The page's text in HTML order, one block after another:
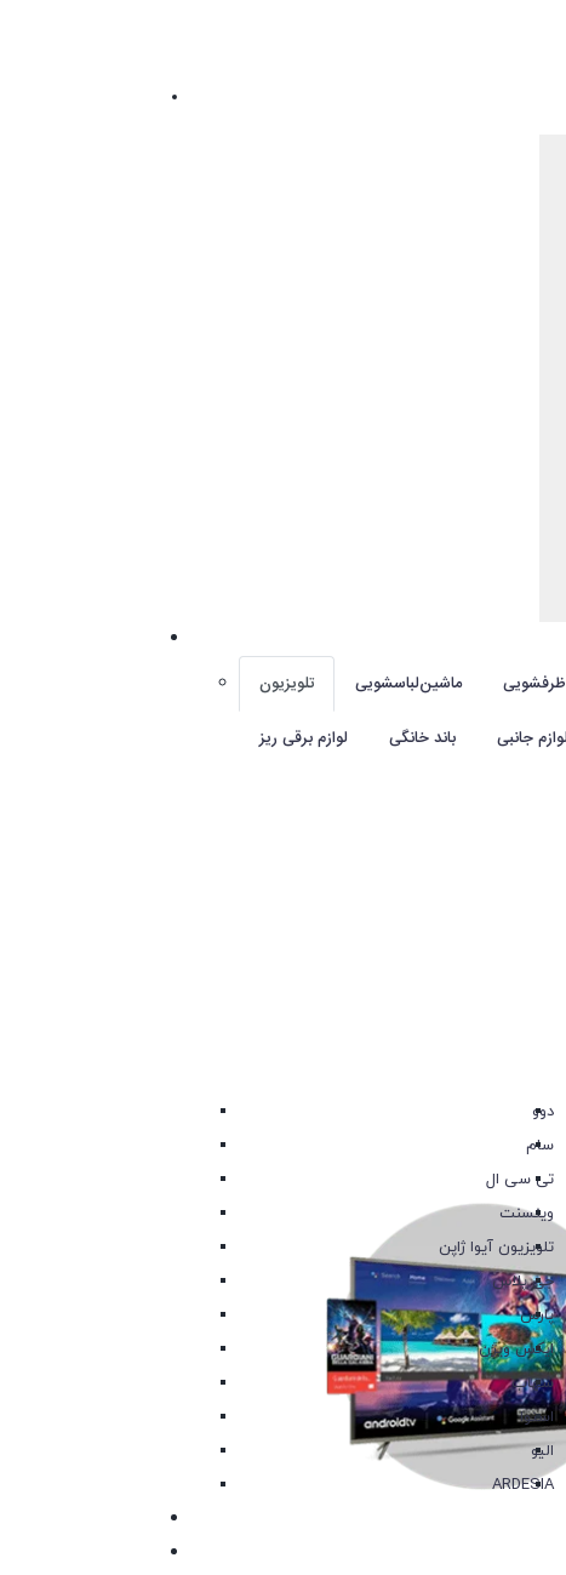
تلویزیون
ماشین‌لباسشویی
لوازم برقی ریز باند خانگی لوازم جانبی
دوو
سام
تی‌ سی ال
وینسنت
تلویزیون آیوا ژاپن
جی پلاس
پارس
ایکس ویژن
شهاب
اسنوا
الیو
ARDESIA